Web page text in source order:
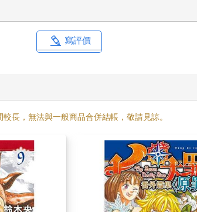
寫評價
長，無法與一般商品合併結帳，敬請見諒。